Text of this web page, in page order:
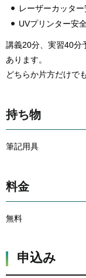
レーザーカッタ
UVプリンター安
講義20分、実習40分
あります。
どちらか片方だけで
持ち物
筆記用具
料金
無料
申込み